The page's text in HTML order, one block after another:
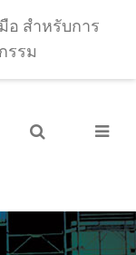
อ สำหรับการ
รรม